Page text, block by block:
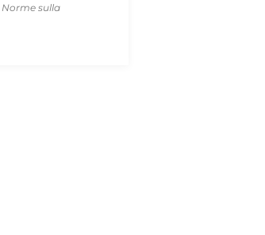
Norme sulla